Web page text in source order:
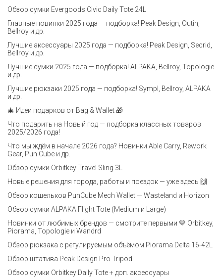
Обзор сумки Evergoods Civic Daily Tote 24L
Главные новинки 2025 года — подборка! Peak Design, Outin,
Bellroy и др.
Лучшие аксессуары 2025 года — подборка! Peak Design, Secrid,
Bellroy и др.
Лучшие сумки 2025 года — подборка! ALPAKA, Bellroy, Topologie
и др.
Лучшие рюкзаки 2025 года — подборка! Sympl, Bellroy, ALPAKA
и др.
🎄 Идеи подарков от Bag & Wallet 🎁
Что подарить на Новый год — подборка классных товаров
2025/2026 года!
Что мы ждём в начале 2026 года? Новинки Able Carry, Rework
Gear, Pun Cube и др.
Обзор сумки Orbitkey Travel Sling 3L
Новые решения для города, работы и поездок — уже здесь 🙌
Обзор кошельков PunCube Mech Wallet — Wasteland и Horizon
Обзор сумки ALPAKA Flight Tote (Medium и Large)
Новинки от любимых брендов — смотрите первыми 💛 Orbitkey,
Piorama, Topologie и Wandrd
Обзор рюкзака с регулируемым объёмом Piorama Delta 16-42L
Обзор штатива Peak Design Pro Tripod
Обзор сумки Orbitkey Daily Tote + доп. аксессуары